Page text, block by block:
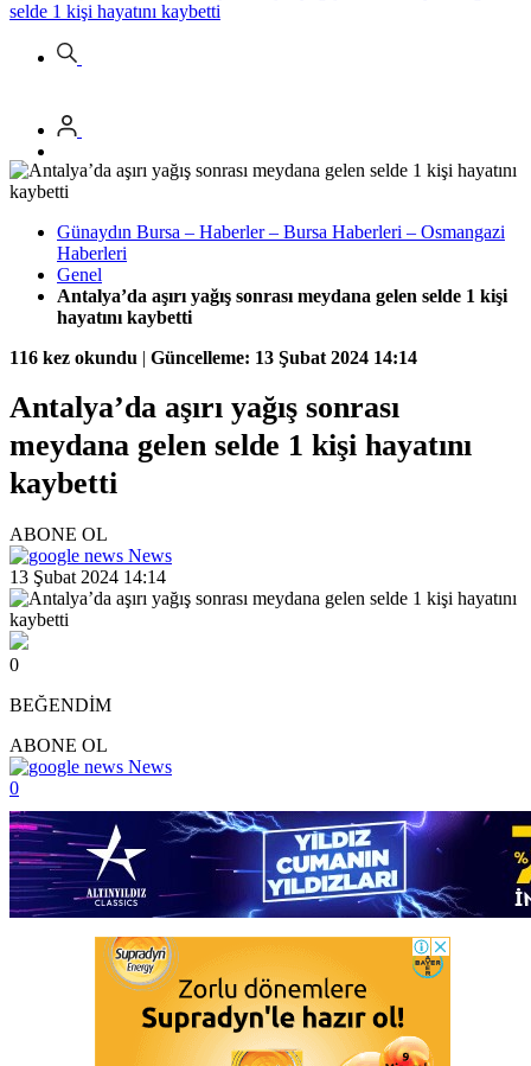
selde 1 kişi hayatını kaybetti
Günaydın Bursa – Haberler – Bursa Haberleri – Osmangazi
Haberleri
Genel
Antalya’da aşırı yağış sonrası meydana gelen selde 1 kişi
hayatını kaybetti
116 kez okundu | Güncelleme: 13 Şubat 2024 14:14
Antalya’da aşırı yağış sonrası
meydana gelen selde 1 kişi hayatını
kaybetti
ABONE OL
News
13 Şubat 2024 14:14
0
BEĞENDİM
ABONE OL
News
0